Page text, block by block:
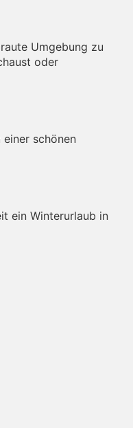
Umgebung zu
oder
schönen
ein Winterurlaub in